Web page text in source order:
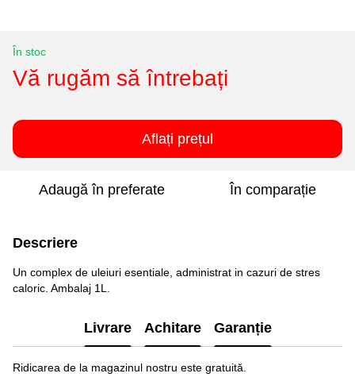
În stoc
Vă rugăm să întrebați
Aflați prețul
Adaugă în preferate În comparație
Descriere
Un complex de uleiuri esentiale, administrat in cazuri de stres
caloric. Ambalaj 1L.
Livrare Achitare Garanție
Ridicarea de la magazinul nostru este gratuită.